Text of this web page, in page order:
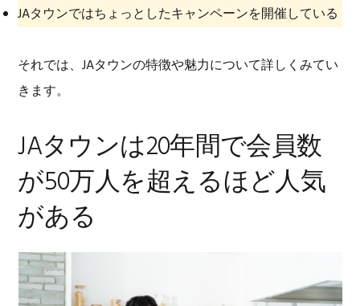
JAタウンではちょっとしたキャンペーンを開催している
それでは、JAタウンの特徴や魅力について詳しくみてい
きます。
JAタウンは20年間で会員数
が50万人を超えるほど人気
がある